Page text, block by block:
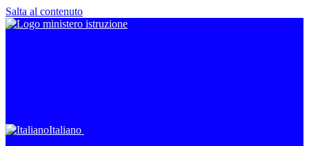
Salta al contenuto
Italiano